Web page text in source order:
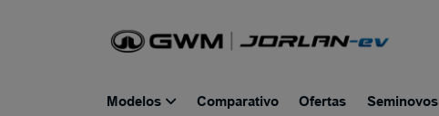
Modelos Comparativo Ofertas Seminovos